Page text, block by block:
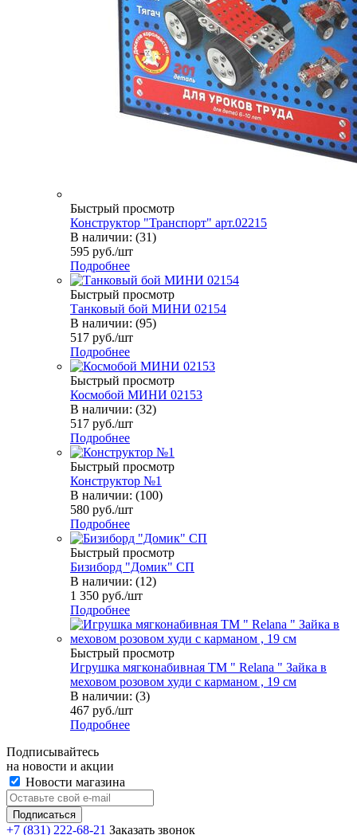
Быстрый просмотр
Конструктор "Транспорт" арт.02215
В наличии: (31)
595 руб./шт
Подробнее
Быстрый просмотр
Танковый бой МИНИ 02154
В наличии: (95)
517 руб./шт
Подробнее
Быстрый просмотр
Космобой МИНИ 02153
В наличии: (32)
517 руб./шт
Подробнее
Быстрый просмотр
Конструктор №1
В наличии: (100)
580 руб./шт
Подробнее
Быстрый просмотр
Бизиборд "Домик" СП
В наличии: (12)
1 350 руб./шт
Подробнее
Быстрый просмотр
Игрушка мягконабивная TM " Relana " Зайка в
меховом розовом худи с карманом , 19 см
В наличии: (3)
467 руб./шт
Подробнее
Подписывайтесь
на новости и акции
Новости магазина
+7 (831) 222-68-21 Заказать звонок